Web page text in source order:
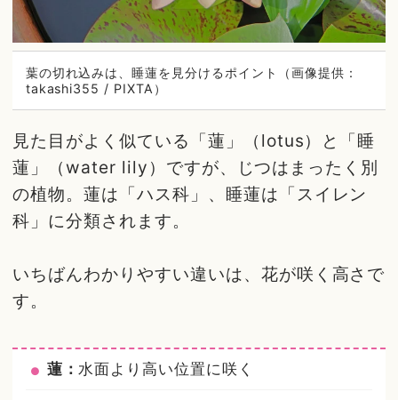
葉の切れ込みは、睡蓮を見分けるポイント（画像提供：
takashi355 / PIXTA）
見た目がよく似ている「蓮」（lotus）と「睡
蓮」（water lily）ですが、じつはまったく別
の植物。蓮は「ハス科」、睡蓮は「スイレン
科」に分類されます。
いちばんわかりやすい違いは、花が咲く高さで
す。
蓮：水面より高い位置に咲く